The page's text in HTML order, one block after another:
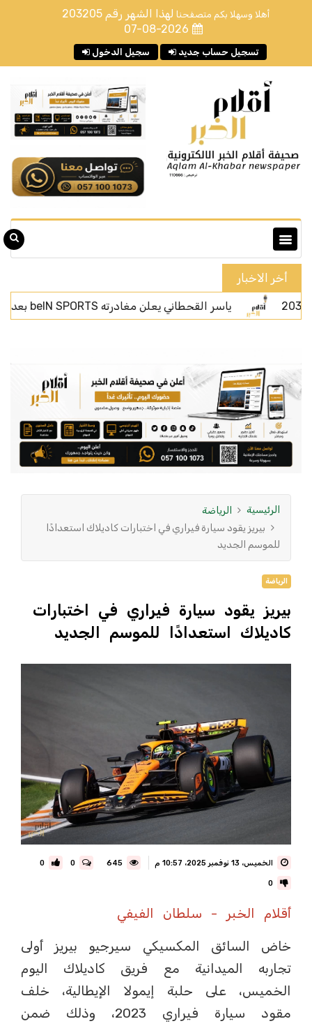
أهلا وسهلا بكم متصفحنا لهذا الشهر رقم 203205
07-08-2026
سجيل الدخول تسجيل حساب جديد
أخر الاخبار
ياسر القحطاني يعلن مغادرته beIN SPORTS بعد أربعة أعوام من الحضور الإعلامي
الرئيسية
الرياضة
بيريز يقود سيارة فيراري في اختبارات كاديلاك استعدادًا
للموسم الجديد
الرياضة
بيريز يقود سيارة فيراري في اختبارات
كاديلاك استعدادًا للموسم الجديد
الخميس، 13 نوفمبر 2025، 10:57 م 0
0
0
أقلام الخبر - سلطان الفيفي
خاض السائق المكسيكي سيرجيو بيريز أولى
تجاربه الميدانية مع فريق كاديلاك اليوم
الخميس، على حلبة إيمولا الإيطالية، خلف
مقود سيارة فيراري 2023، وذلك ضمن